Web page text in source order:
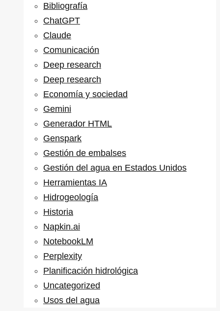
Bibliografía
ChatGPT
Claude
Comunicación
Deep research
Deep research
Economía y sociedad
Gemini
Generador HTML
Genspark
Gestión de embalses
Gestión del agua en Estados Unidos
Herramientas IA
Hidrogeología
Historia
Napkin.ai
NotebookLM
Perplexity
Planificación hidrológica
Uncategorized
Usos del agua